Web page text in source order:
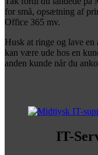
for små, opsætning af
Office 365 mv.
Husk at ringe og lave
kan være ude hos en
anden kunde når du
IT-